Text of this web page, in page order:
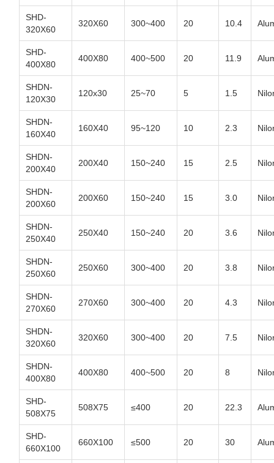
SHD-
320X60
320X60 300~400 20 10.4
SHD-
400X80
400X80 400~500 20 11.9
SHDN-
120X30
120x30 25~70 5 1.5
SHDN-
160X40
160X40 95~120 10 2.3
SHDN-
200X40
200X40 150~240 15 2.5
SHDN-
200X60
200X60 150~240 15 3.0
SHDN-
250X40
250X40 150~240 20 3.6
SHDN-
250X60
250X60 300~400 20 3.8
SHDN-
270X60
270X60 300~400 20 4.3
SHDN-
320X60
320X60 300~400 20 7.5
SHDN-
400X80
400X80 400~500 20 8
SHD-
508X75
508X75 ≤400 20 22.3
SHD-
660X100
660X100 ≤500 20 30